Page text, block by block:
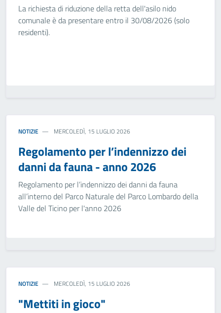
La richiesta di riduzione della retta dell'asilo nido
comunale è da presentare entro il 30/08/2026 (solo
residenti).
NOTIZIE MERCOLEDÌ, 15 LUGLIO 2026
Regolamento per l’indennizzo dei
danni da fauna - anno 2026
Regolamento per l’indennizzo dei danni da fauna
all’interno del Parco Naturale del Parco Lombardo della
Valle del Ticino per l'anno 2026
NOTIZIE MERCOLEDÌ, 15 LUGLIO 2026
"Mettiti in gioco"